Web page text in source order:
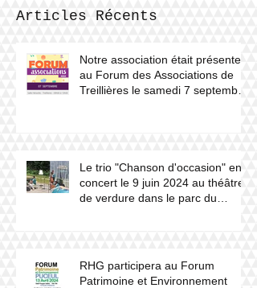
Articles Récents
Notre association était présente
au Forum des Associations de
Treillières le samedi 7 septembre
Le trio "Chanson d'occasion" en
concert le 9 juin 2024 au théâtre
de verdure dans le parc du
RHG participera au Forum
Patrimoine et Environnement